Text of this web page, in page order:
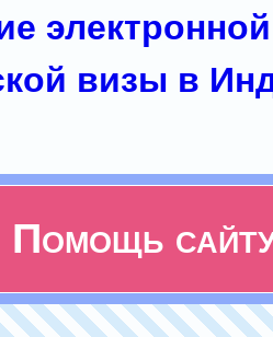
электронной
визы в
Помощь